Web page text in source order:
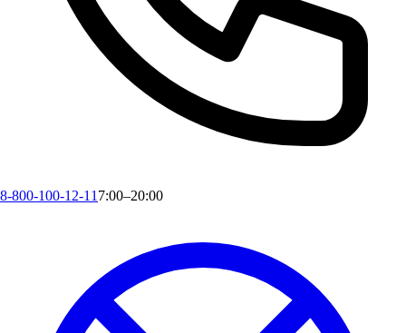
8-800-100-12-11 7:00–20:00